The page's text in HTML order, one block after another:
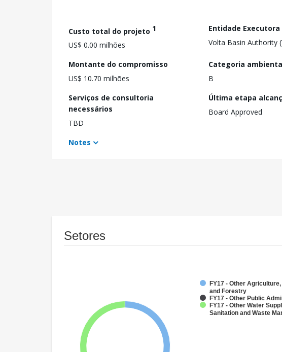
Custo total do projeto 1
US$ 0.00 milhões
Entidade Executora
Volta Basin Authority
Montante do compromisso
US$ 10.70 milhões
Categoria
B
Serviços de consultoria
necessários
TBD
Última etapa
Board Approved
Notes
Setores
FY17 - Other
and Forestry
FY17 - Other Public
FY17 - Other Water
Sanitation and Waste